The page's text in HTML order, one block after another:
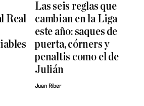
Real
Las seis reglas que
cambian en la Liga
este año: saques de
puerta, córners y
penaltis como el de
Julián
Juan Riber